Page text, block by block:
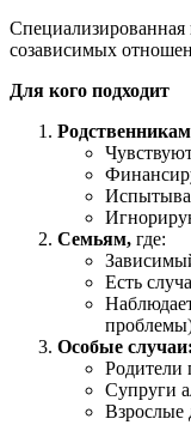
созависимых
Для кого подходит
Семьям, где:
Есть
Особые случаи:
Родители
Супруги
Взрослые